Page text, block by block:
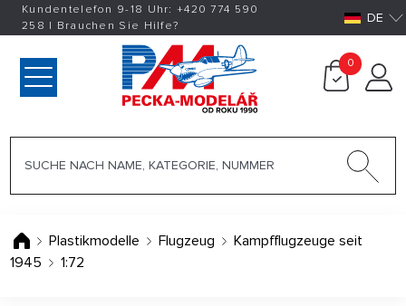
Kundentelefon 9-18 Uhr: +420774 590
258 | Brauchen Sie Hilfe? DE
0
Plastikmodelle Flugzeug
Kampfflugzeuge seit
1945
1:72